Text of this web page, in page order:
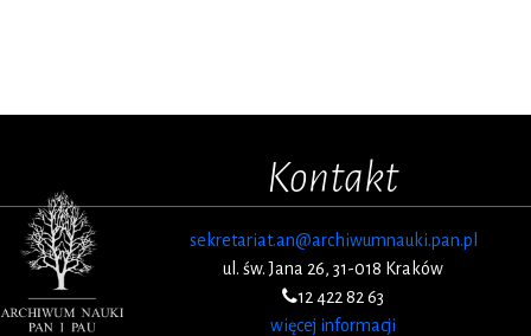
Kontakt
sekretariat.an@archiwumnauki.pan.pl
ul. św. Jana 26, 31-018 Kraków
12 422 82 63
więcej informacji